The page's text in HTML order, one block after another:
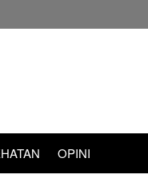
OPINI